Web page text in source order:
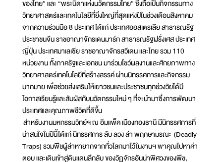
ของไทย” และ “พระบิดาแห่งนวัตกรรมไทย” ซึ่งถือเป็นกิจกรรมทาง
วิทยาศาสตร์และเทคโนโลยีที่ยิ่งใหญ่ที่สุดแห่งปีในช่วงเดือนสิงหาคม
จากความร่วมมือ 8 ประเทศ ได้แก่ ประเทศออสเตรเลีย สาธารณรัฐ
ประชาชนจีน ราชอาณาจักรเดนมาร์ก สาธารณรัฐฝรั่งเศส ประเทศ
ญี่ปุ่น ประเทศมาเลเซีย ราชอาณาจักรสวีเดน และไทย รวม 110
หน่วยงาน ทั้งภาครัฐและเอกชน มาร่วมโชว์ผลงานและศักยภาพทาง
วิทยาศาสตร์เทคโนโลยีที่สร้างสรรค์ ผ่านนิทรรศการและกิจกรรม
มากมาย เพื่อช่วยส่งเสริมให้เยาวชนและประชาชนทุกช่วงวัยได้มี
โอกาสเรียนรู้และสัมผัสกับนวัตกรรมใหม่ ๆ ที่จะนำมาซึ่งการพัฒนา
ประเทศและคุณภาพชีวิตที่ดีขึ้น
สำหรับงานมหกรรมวิทย์ฯ ณ อิมแพ็ค เมืองทองธานี มีนิทรรศการที่
น่าสนใจในปีนี้ได้แก่ นิทรรศการ ลับ ลวง ล่า พฤกษามรณะ (Deadly
Traps) รวมพืชผู้ล่าหายากจากทั่วโลกมาไว้ในงานฯ พาคุณไปหาคำ
ตอบ และเดินเข้าสู่ดินแดนลึกลับ ของวัฏจักรอันน่าพิศวงของพืช,